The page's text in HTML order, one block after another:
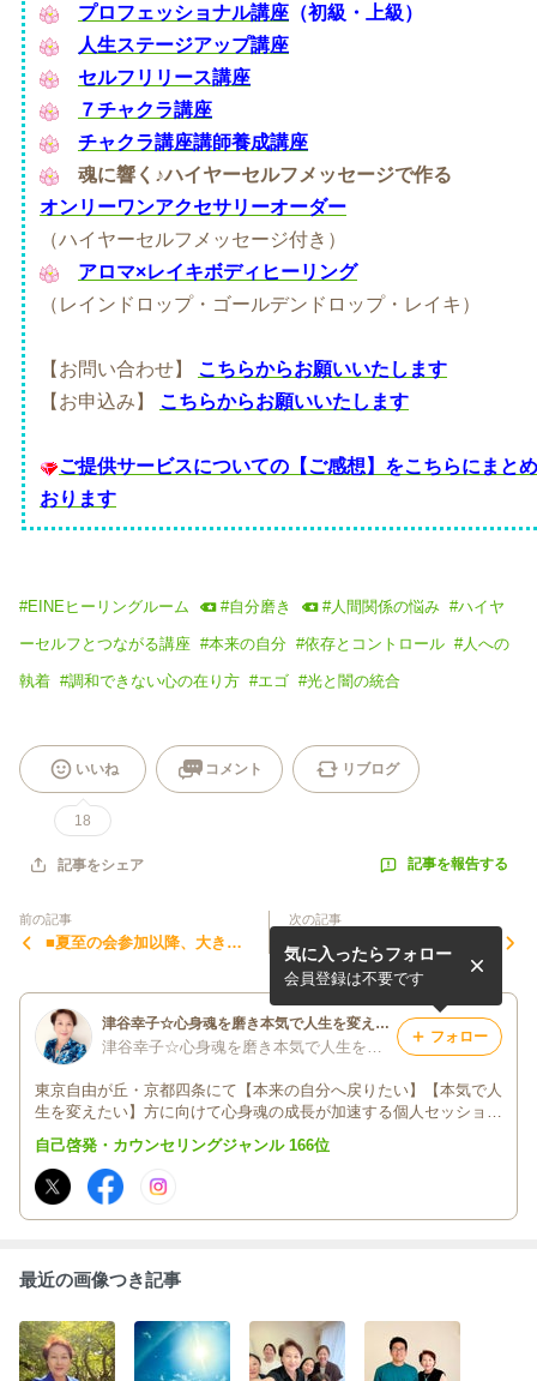
プロフェッショナル講座 （初級・上級）
人生ステージアップ講座
セルフリリース講座
７チャクラ講座
チャクラ講座講師養成講座
魂に響く♪ハイヤーセルフメッセージで作る
オンリーワンアクセサリーオーダー
（ハイヤーセルフメッセージ付き）
アロマ×レイキボディヒーリング
（レインドロップ・ゴールデンドロップ・レイキ）
【お問い合わせ】 こちらからお願いいたします
【お申込み】 こちらからお願いいたします
ご提供サービスについての【ご感想】をこちらにまと
おります
#EINEヒーリングルーム #自分磨き #人間関係の悩み #ハイヤ
ーセルフとつながる講座 #本来の自分 #依存とコントロール #人への
執着 #調和できない心の在り方 #エゴ #光と闇の統合
いいね
18
コメント リブログ
記事をシェア 記事を報告する
前の記事
■夏至の会参加以降、大きく
の大切さに気づけた
次の記事
●住空間の整理は目に見えて
わかりやすい。お金やパート
ナーシップについては無意識
に避けてしまう？
津谷幸子☆心身魂を磨き本気で人生を変えたい人の学び場@EINE自由が丘
津谷幸子☆心身魂を磨き本気で人生を変えたい人をサポート@EINE自由が丘
東京自由が丘・京都四条にて【本来の自分へ戻りたい】【本気で人
生を変えたい】方に向けて心身魂の成長が加速する個人セッショ
表れ。心の在り方が変わり人生を楽しむ方、続出♪起業21年
気に入ったらフォロー
会員登録は不要です
フォロー
自己啓発・カウンセリングジャンル 166位
最近の画像つき記事